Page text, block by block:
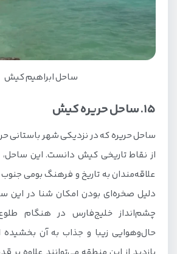
ساحل ابراهیم کیش
15. ساحل حریره کیش
ساحل حریره که در نزدیکی شهر باستانی
از نقاط تاریخی کیش دانست. این ساحل،
علاقه‌مندان به تاریخ و فرهنگ بومی
دلیل صخره‌ای بودن امکان شنا در این
چشم‌انداز خلیج‌فارس در هنگام
حال‌وهوایی زیبا و جذاب به آن